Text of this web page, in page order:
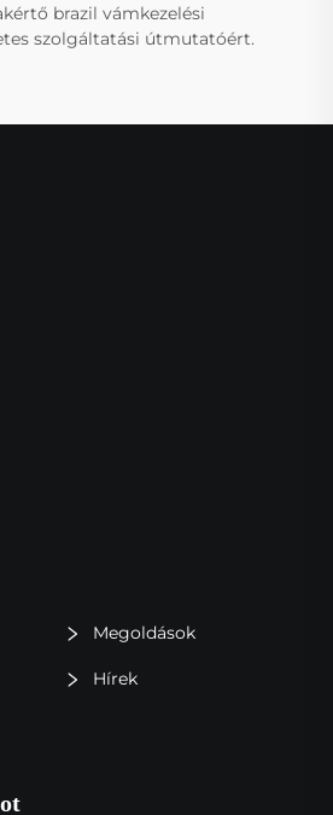
brazil vámkezelési
szolgáltatási útmutatóért.
Megoldások
Hírek